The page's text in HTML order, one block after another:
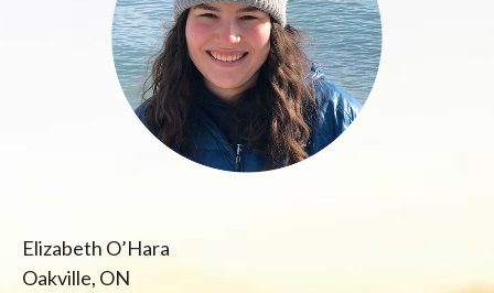
Elizabeth O’Hara
Oakville, ON